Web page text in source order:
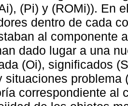
(Pi) y (ROMi)). En
dentro de cada
al componente
dado lugar a una
(Oi), significados
situaciones problema
correspondiente al